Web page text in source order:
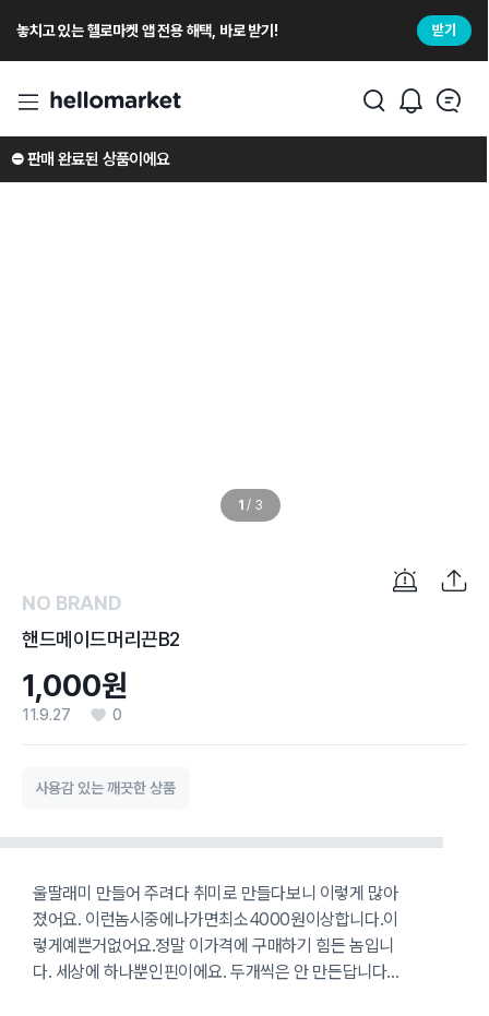
놓치고 있는 헬로마켓 앱 전용 해택, 바로 받기! 받기
1 / 3
⛔️ 판매 완료된 상품이에요
NO BRAND
핸드메이드머리끈B2
1,000원
11.9.27 0
사용감 있는 깨끗한 상품
울딸래미 만들어 주려다 취미로 만들다보니 이렇게 많아
졌어요. 이런놈시중에나가면최소4000원이상합니다.이
렇게예쁜거없어요.정말 이가격에 구매하기 힘든 놈입니
다. 세상에 하나뿐인핀이에요. 두개씩은 안 만든답니다...